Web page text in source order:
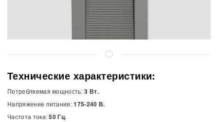
Технические характеристики:
Потребляемая мощность:3 Вт.
Напряжение питания:175-240 В.
Частота тока:50 Гц.